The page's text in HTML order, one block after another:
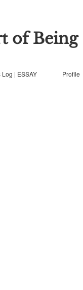
of
Log | ESSAY Profile